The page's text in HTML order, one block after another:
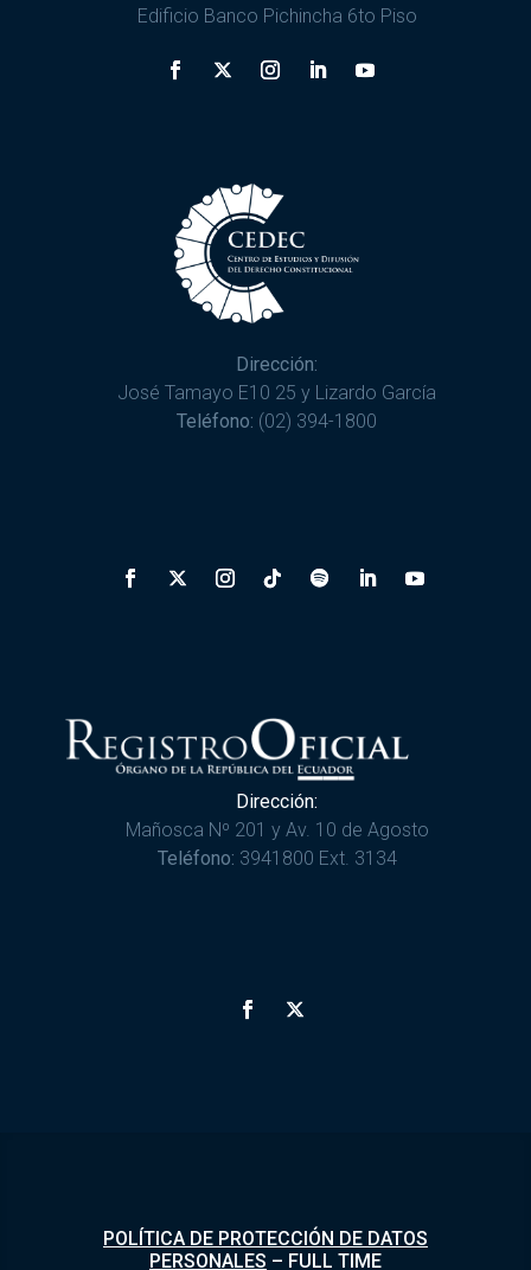
Edificio Banco Pichincha 6to Piso
Dirección:
José Tamayo E10 25 y Lizardo García
Teléfono: (02) 394-1800
Dirección:
Mañosca Nº 201 y Av. 10 de Agosto
Teléfono: 3941800 Ext. 3134
POLÍTICA DE PROTECCIÓN DE DATOS
PERSONALES – FULL TIME